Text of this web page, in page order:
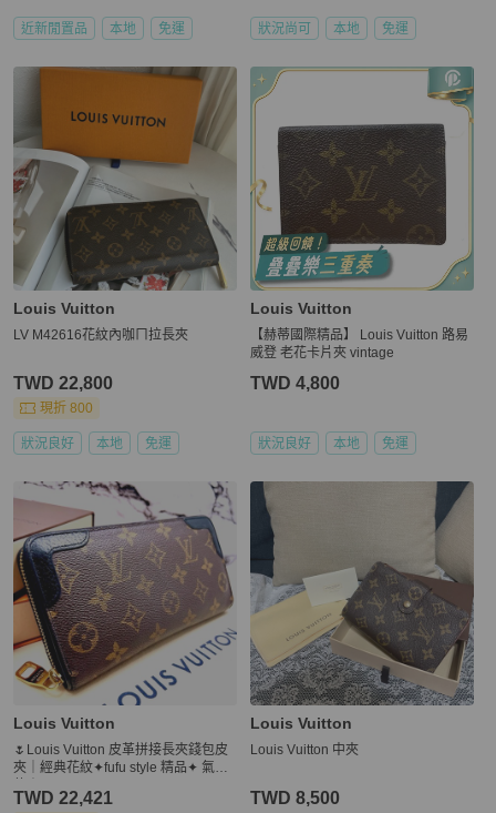
近新閒置品 本地 免運 狀況尚可 本地 免運
Louis Vuitton
LV M42616花紋內咖ㄇ拉長夾
TWD 22,800
現折 800
狀況良好 本地 免運
Louis Vuitton
【赫蒂國際精品】 Louis Vuitton 路易
威登 老花卡片夾 vintage
TWD 4,800
狀況良好 本地 免運
Louis Vuitton
🌷Louis Vuitton 皮革拼接長夾錢包皮
夾｜經典花紋✦fufu style 精品✦ 氣質
TWD 22,421
Louis Vuitton
Louis Vuitton 中夾
TWD 8,500